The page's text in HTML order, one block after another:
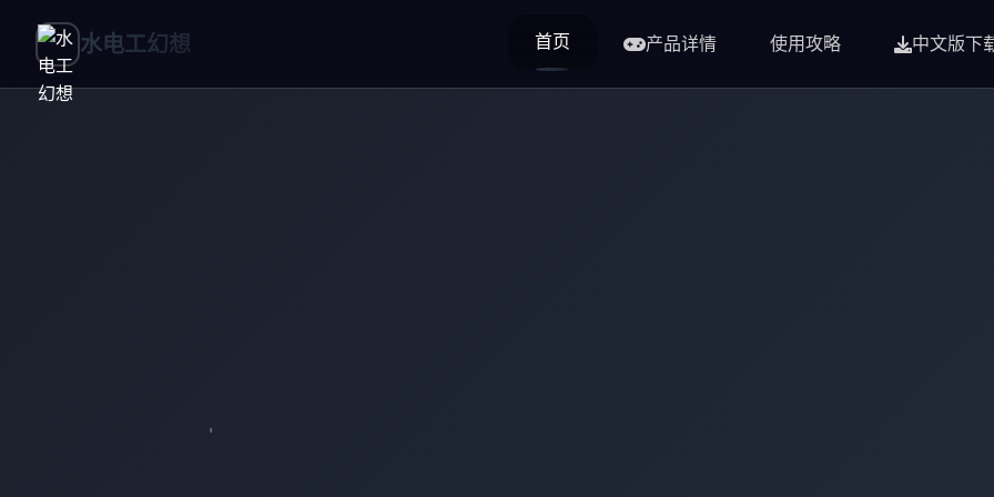
水电工幻想 首页 产品详情 使用攻略 中文版下